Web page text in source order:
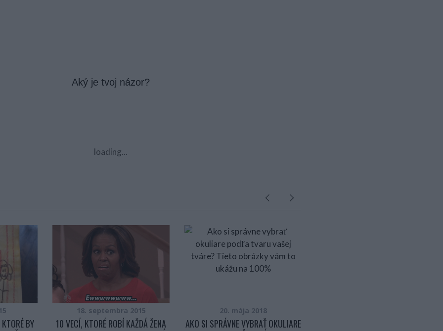
Aký je tvoj názor?
loading...
BY
18. septembra 2015
10 VECÍ, KTORÉ ROBÍ KAŽDÁ ŽENA
20. mája 2018
AKO SI SPRÁVNE VYBRAŤ OKULIARE